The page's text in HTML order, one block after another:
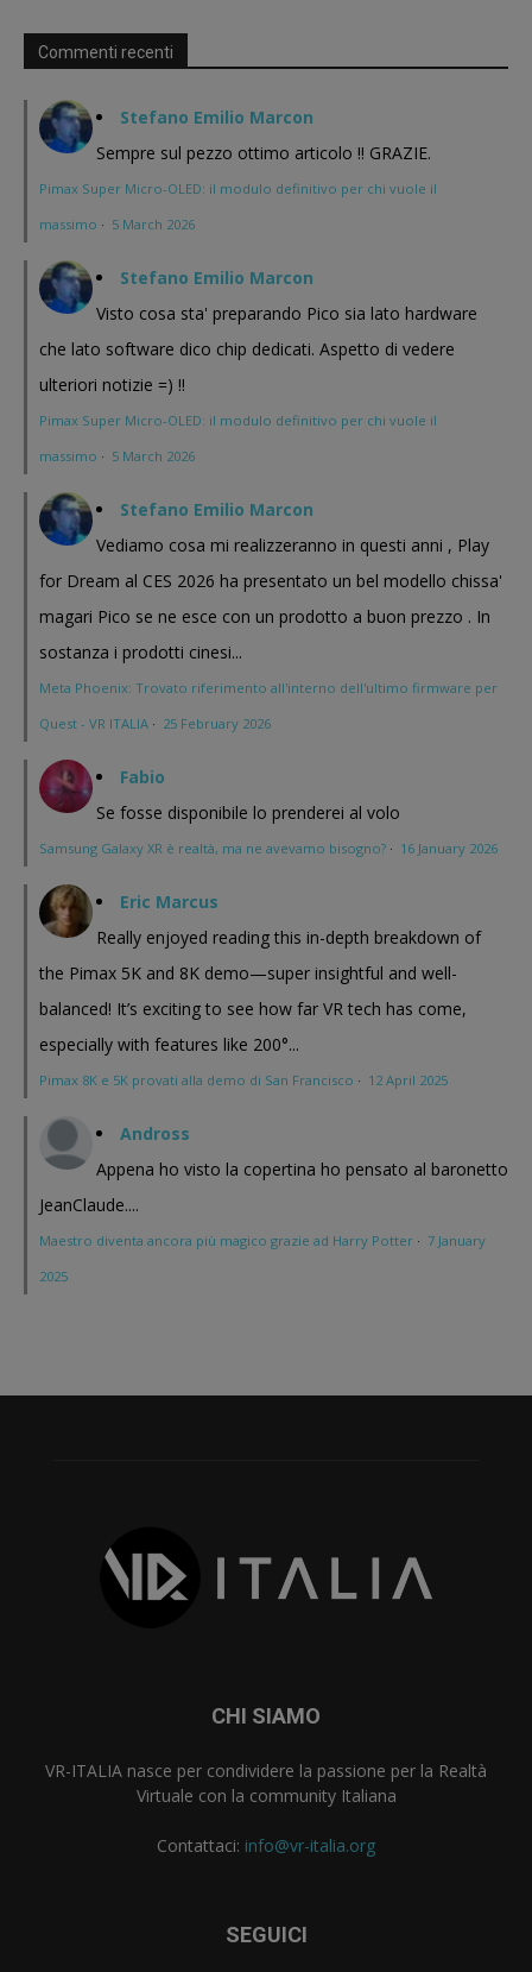
Commenti recenti
Stefano Emilio Marcon
Sempre sul pezzo ottimo articolo !! GRAZIE.
Pimax Super Micro-OLED: il modulo definitivo per chi vuole il
massimo · 5 March 2026
Stefano Emilio Marcon
Visto cosa sta' preparando Pico sia lato hardware
che lato software dico chip dedicati. Aspetto di vedere
ulteriori notizie =) !!
Pimax Super Micro-OLED: il modulo definitivo per chi vuole il
massimo · 5 March 2026
Stefano Emilio Marcon
Vediamo cosa mi realizzeranno in questi anni , Play
for Dream al CES 2026 ha presentato un bel modello chissa'
magari Pico se ne esce con un prodotto a buon prezzo . In
sostanza i prodotti cinesi...
Meta Phoenix: Trovato riferimento all'interno dell'ultimo firmware per
Quest - VR ITALIA · 25 February 2026
Fabio
Se fosse disponibile lo prenderei al volo
Samsung Galaxy XR è realtà, ma ne avevamo bisogno? · 16 January 2026
Eric Marcus
Really enjoyed reading this in-depth breakdown of
the Pimax 5K and 8K demo—super insightful and well-
balanced! It’s exciting to see how far VR tech has come,
especially with features like 200°...
Pimax 8K e 5K provati alla demo di San Francisco · 12 April 2025
Andross
Appena ho visto la copertina ho pensato al baronetto
JeanClaude....
Maestro diventa ancora più magico grazie ad Harry Potter · 7 January
2025
CHI SIAMO
VR-ITALIA nasce per condividere la passione per la Realtà
Virtuale con la community Italiana
Contattaci: info@vr-italia.org
SEGUICI